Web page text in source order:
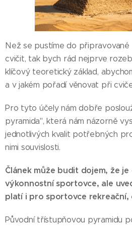
Než se pustíme do připravované
cvičit, tak bych rád nejprve
klíčový teoretický základ,
a v jakém pořadí věnovat při
Pro tyto účely nám dobře
pyramida", která nám názorně
jednotlivých kvalit potřebných
nimi souvislosti.
Článek může budit dojem, že
výkonnostní sportovce, ale
platí i pro sportovce rekreační,
Původní třístupňovou pyramidu